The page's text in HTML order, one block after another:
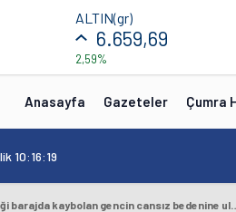
ALTIN(gr)
6.659,69
2,59%
Anasayfa Gazeteler Çumra
10:16:19
Serinlemek için girdiği